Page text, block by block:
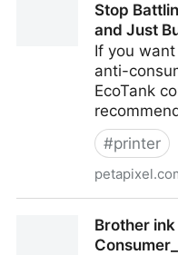
for iPod (Black) :
Stop
and Just
If you
anti-
EcoTank
#printer
an Epson EcoTank
Brother